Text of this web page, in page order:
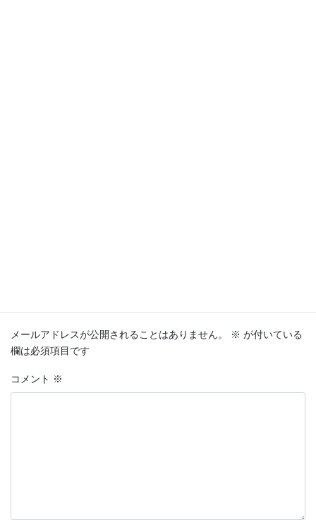
メールアドレスが公開されることはありません。 ※ が付いている
欄は必須項目です
コメント ※